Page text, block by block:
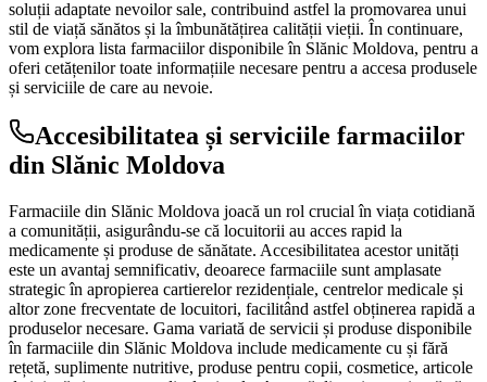
soluții adaptate nevoilor sale, contribuind astfel la promovarea unui
stil de viață sănătos și la îmbunătățirea calității vieții. În continuare,
vom explora lista farmaciilor disponibile în Slănic Moldova, pentru a
oferi cetățenilor toate informațiile necesare pentru a accesa produsele
și serviciile de care au nevoie.
Accesibilitatea și serviciile farmaciilor
din Slănic Moldova
Farmaciile din Slănic Moldova joacă un rol crucial în viața cotidiană
a comunității, asigurându-se că locuitorii au acces rapid la
medicamente și produse de sănătate. Accesibilitatea acestor unități
este un avantaj semnificativ, deoarece farmaciile sunt amplasate
strategic în apropierea cartierelor rezidențiale, centrelor medicale și
altor zone frecventate de locuitori, facilitând astfel obținerea rapidă a
produselor necesare. Gama variată de servicii și produse disponibile
în farmaciile din Slănic Moldova include medicamente cu și fără
rețetă, suplimente nutritive, produse pentru copii, cosmetice, articole